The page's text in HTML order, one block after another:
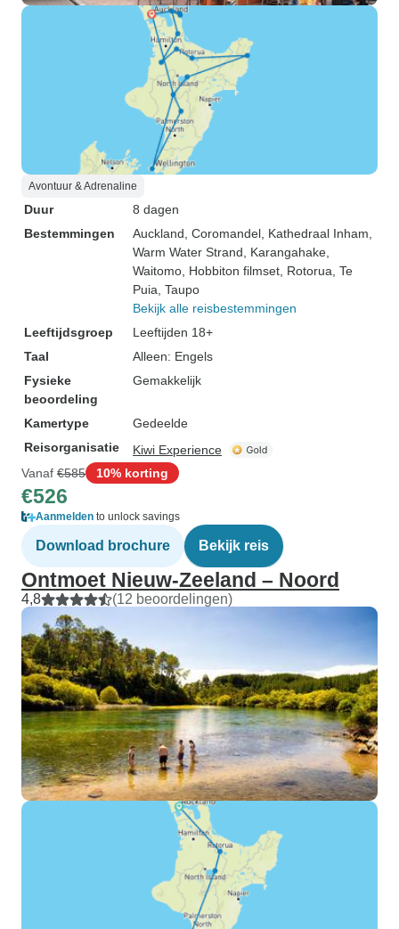
Avontuur & Adrenaline
Duur
8 dagen
Bestemmingen
Auckland , Coromandel , Kathedraal Inham
Warm Water Strand , Karangahake
Waitomo , Hobbiton filmset , Rotorua , Te
Puia , Taupo
Bekijk alle reisbestemmingen
Leeftijdsgroep
Leeftijden 18+
Taal
Alleen: Engels
Fysieke
beoordeling
Gemakkelijk
Kamertype
Gedeelde
Reisorganisatie
Kiwi Experience
Vanaf €585 10% korting
€526
Aanmelden to unlock savings
Download brochure Bekijk reis
Ontmoet Nieuw-Zeeland – Noord
4,8 (12 beoordelingen)